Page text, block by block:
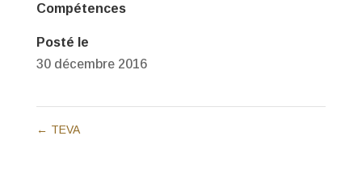
Compétences
Posté le
30 décembre 2016
← TEVA